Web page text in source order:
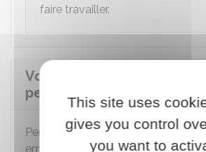
faire travailler.
Votre employeur peut-il
pendant votre congé de
Pendant votre congé de
employeur ne peut pas vous
This site uses
gives you control
you want to